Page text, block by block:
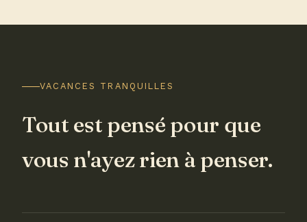
VACANCES TRANQUILLES
Tout est pensé pour que
vous n'ayez rien à penser.